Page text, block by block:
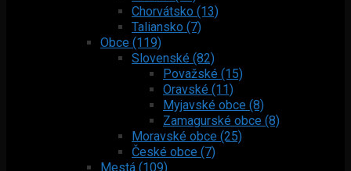
Chorvátsko (13)
Taliansko (7)
Obce (119)
Slovenské (82)
Považské (15)
Oravské (11)
Myjavské obce (8)
Zamagurské obce (8)
Moravské obce (25)
České obce (7)
Mestá (109)